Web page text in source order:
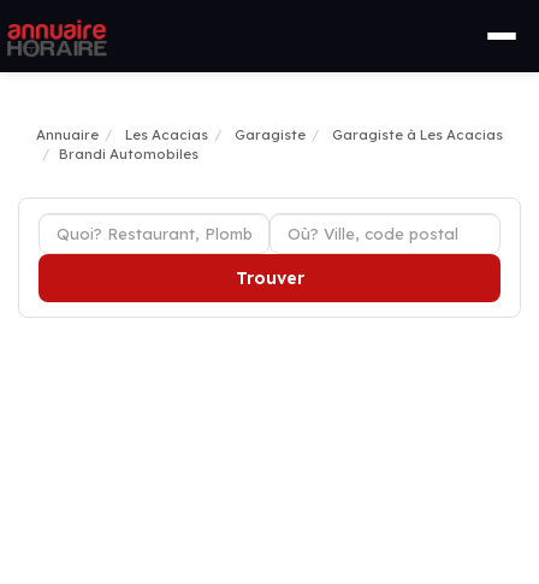
Annuaire Les Acacias Garagiste
Garagiste à Les Acacias
Brandi Automobiles
Trouver